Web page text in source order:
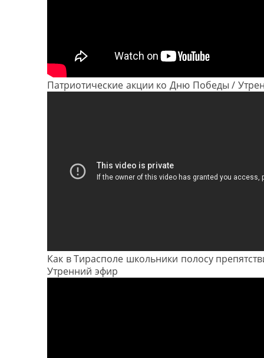
Патриотические акции ко Дню Победы /
Как в Тирасполе школьники полосу
Утренний эфир